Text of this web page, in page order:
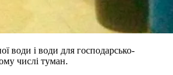
води і води для господарсько-
числі туман.